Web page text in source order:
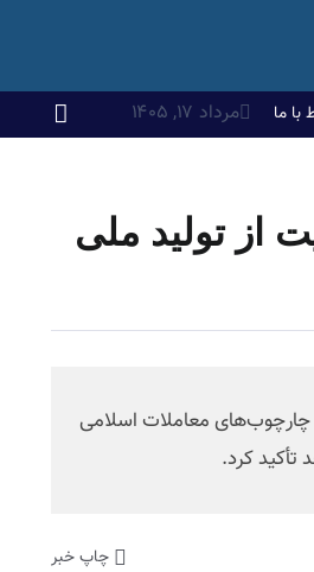
با ما مرداد ۱۷, ۱۴۰۵
از تولید ملی
چارچوب‌های معاملات اسلامی
کرد.
چاپ خبر